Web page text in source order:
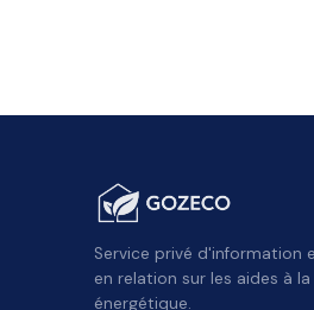
Service privé d'information
en relation sur les aides à
énergétique.